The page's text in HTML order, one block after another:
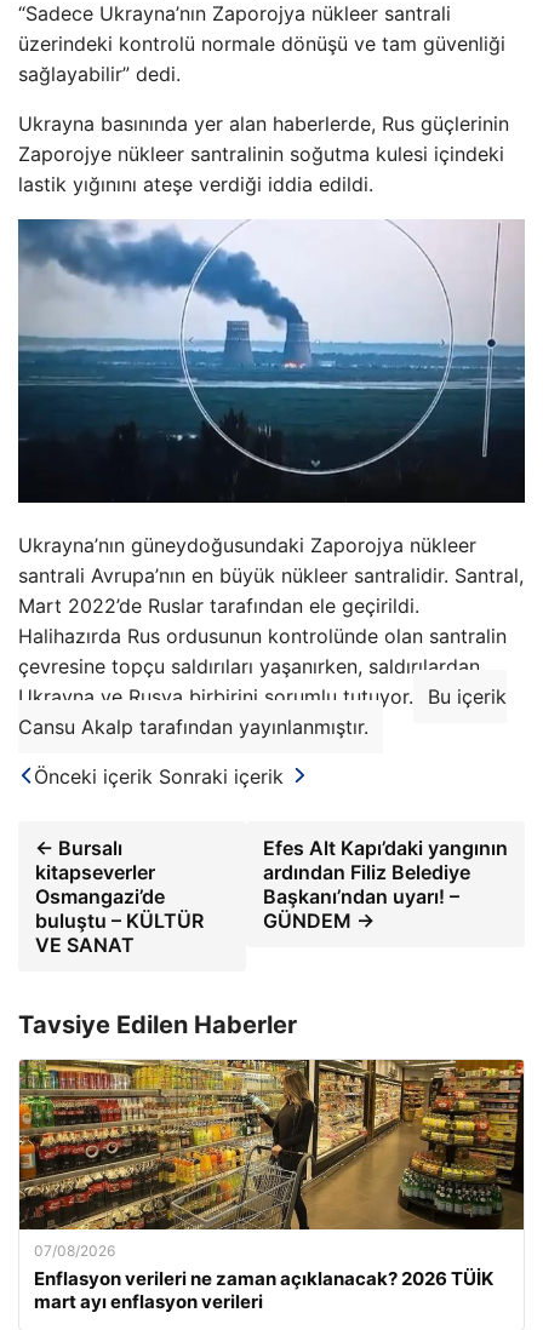
“Sadece Ukrayna’nın Zaporojya nükleer santrali
üzerindeki kontrolü normale dönüşü ve tam güvenliği
sağlayabilir” dedi.
Ukrayna basınında yer alan haberlerde, Rus güçlerinin
Zaporojye nükleer santralinin soğutma kulesi içindeki
lastik yığınını ateşe verdiği iddia edildi.
Ukrayna’nın güneydoğusundaki Zaporojya nükleer
santrali Avrupa’nın en büyük nükleer santralidir. Santral,
Mart 2022’de Ruslar tarafından ele geçirildi.
Halihazırda Rus ordusunun kontrolünde olan santralin
çevresine topçu saldırıları yaşanırken, saldırılardan
Ukrayna ve Rusya birbirini sorumlu tutuyor.
Bu içerik
Cansu Akalp tarafından yayınlanmıştır.
Önceki içerik Sonraki içerik
← Bursalı
kitapseverler
Osmangazi’de
buluştu – KÜLTÜR
VE SANAT
Efes Alt Kapı’daki yangının
ardından Filiz Belediye
Başkanı’ndan uyarı! –
GÜNDEM →
Tavsiye Edilen Haberler
07/08/2026
Enflasyon verileri ne zaman açıklanacak? 2026 TÜİK
mart ayı enflasyon verileri